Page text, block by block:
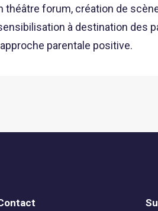
forum, création de
à destination des
parentale positive.